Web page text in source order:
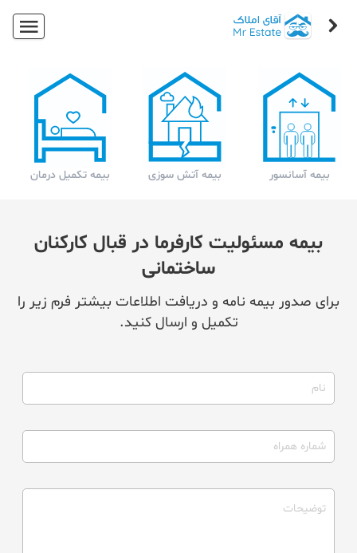
بیمه آسانسور بیمه آتش سوزی بیمه تکمیل درمان
بیمه مسئولیت کارفرما در قبال کارکنان
ساختمانی
برای صدور بیمه نامه و دریافت اطلاعات بیشتر فرم زیر را
تکمیل و ارسال کنید.